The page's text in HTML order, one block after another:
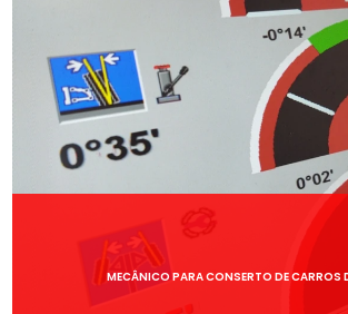
MECÂNICO PARA CONSERTO DE CARROS